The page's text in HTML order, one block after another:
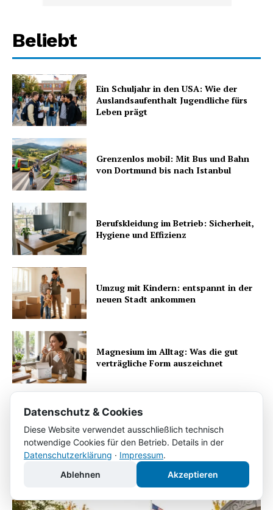
Beliebt
Ein Schuljahr in den USA: Wie der
Auslandsaufenthalt Jugendliche fürs
Leben prägt
Grenzenlos mobil: Mit Bus und Bahn
von Dortmund bis nach Istanbul
Berufskleidung im Betrieb: Sicherheit,
Hygiene und Effizienz
Umzug mit Kindern: entspannt in der
neuen Stadt ankommen
Magnesium im Alltag: Was die gut
verträgliche Form auszeichnet
Das könnte Sie auch
interessieren
INTERESSANT
Datenschutz & Cookies
Diese Website verwendet ausschließlich technisch
notwendige Cookies für den Betrieb. Details in der
Datenschutzerklärung · Impressum.
Ablehnen
Akzeptieren